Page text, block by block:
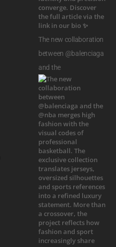
The new collaboration
between @balenciaga
and the